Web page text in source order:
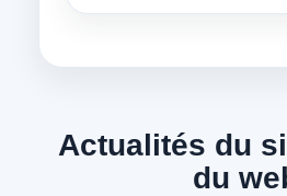
Actualités du
du